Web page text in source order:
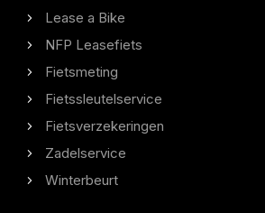
Lease a Bike
NFP Leasefiets
Fietsmeting
Fietssleutelservice
Fietsverzekeringen
Zadelservice
Winterbeurt